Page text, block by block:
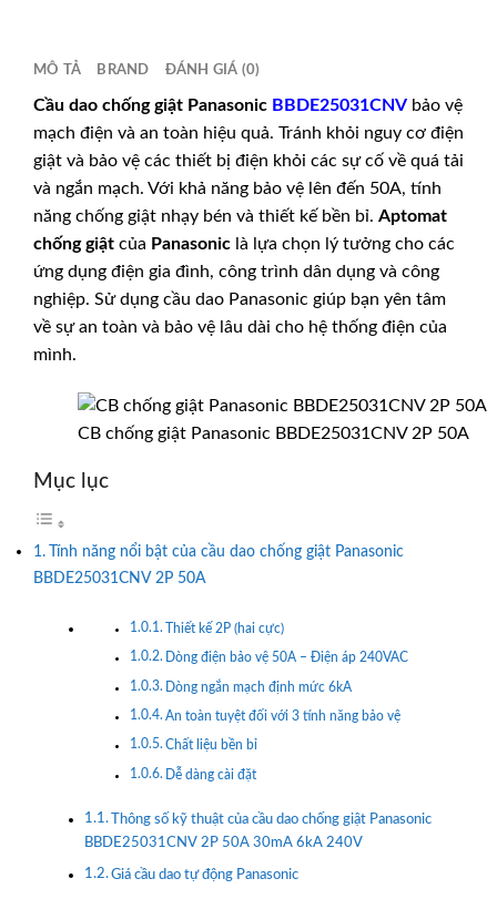
MÔ TẢ BRAND ĐÁNH GIÁ (0)
Cầu dao chống giật Panasonic BBDE25031CNV bảo vệ
mạch điện và an toàn hiệu quả. Tránh khỏi nguy cơ điện
giật và bảo vệ các thiết bị điện khỏi các sự cố về quá tải
và ngắn mạch. Với khả năng bảo vệ lên đến 50A, tính
năng chống giật nhạy bén và thiết kế bền bỉ. Aptomat
chống giật của Panasonic là lựa chọn lý tưởng cho các
ứng dụng điện gia đình, công trình dân dụng và công
nghiệp. Sử dụng cầu dao Panasonic giúp bạn yên tâm
về sự an toàn và bảo vệ lâu dài cho hệ thống điện của
mình.
CB chống giật Panasonic BBDE25031CNV 2P 50A
Mục lục
Tính năng nổi bật của cầu dao chống giật Panasonic
BBDE25031CNV 2P 50A
Thiết kế 2P (hai cực)
Dòng điện bảo vệ 50A – Điện áp 240VAC
Dòng ngắn mạch định mức 6kA
An toàn tuyệt đối với 3 tính năng bảo vệ
Chất liệu bền bỉ
Dễ dàng cài đặt
Thông số kỹ thuật của cầu dao chống giật Panasonic
BBDE25031CNV 2P 50A 30mA 6kA 240V
Giá cầu dao tự động Panasonic